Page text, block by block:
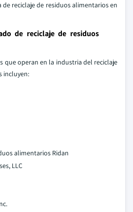
de reciclaje de residuos alimentarios en
de reciclaje de residuos
que operan en la industria del reciclaje
incluyen:
alimentarios Ridan
LLC